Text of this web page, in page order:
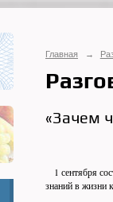
Главная →
«Зачем
1 сентября
знаний в жизни